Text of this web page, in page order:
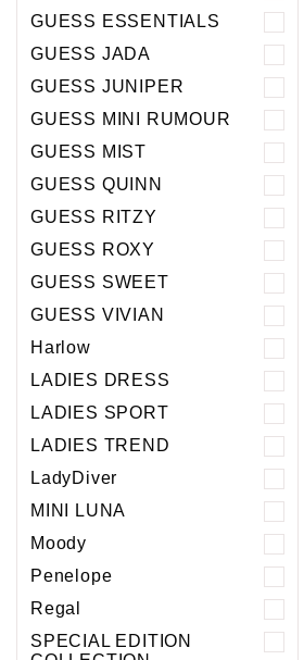
GUESS ESSENTIALS
GUESS JADA
GUESS JUNIPER
GUESS MINI RUMOUR
GUESS MIST
GUESS QUINN
GUESS RITZY
GUESS ROXY
GUESS SWEET
GUESS VIVIAN
Harlow
LADIES DRESS
LADIES SPORT
LADIES TREND
LadyDiver
MINI LUNA
Moody
Penelope
Regal
SPECIAL EDITION